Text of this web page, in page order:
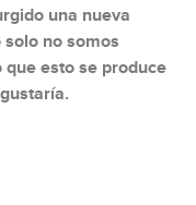
una nueva
no somos
esto se produce